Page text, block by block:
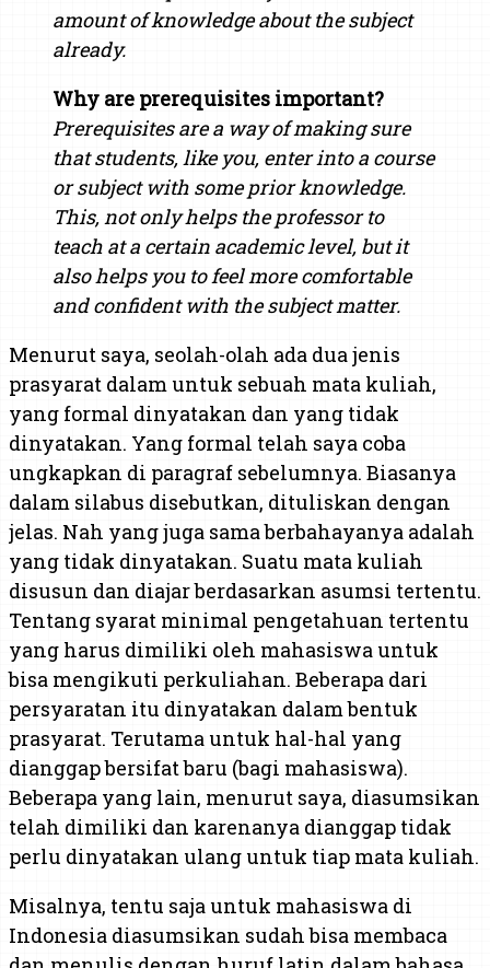
amount of knowledge about the subject
already.
Why are prerequisites important?
Prerequisites are a way of making sure
that students, like you, enter into a course
or subject with some prior knowledge.
This, not only helps the professor to
teach at a certain academic level, but it
also helps you to feel more comfortable
and confident with the subject matter.
Menurut saya, seolah-olah ada dua jenis
prasyarat dalam untuk sebuah mata kuliah,
yang formal dinyatakan dan yang tidak
dinyatakan. Yang formal telah saya coba
ungkapkan di paragraf sebelumnya. Biasanya
dalam silabus disebutkan, dituliskan dengan
jelas. Nah yang juga sama berbahayanya adalah
yang tidak dinyatakan. Suatu mata kuliah
disusun dan diajar berdasarkan asumsi tertentu.
Tentang syarat minimal pengetahuan tertentu
yang harus dimiliki oleh mahasiswa untuk
bisa mengikuti perkuliahan. Beberapa dari
persyaratan itu dinyatakan dalam bentuk
prasyarat. Terutama untuk hal-hal yang
dianggap bersifat baru (bagi mahasiswa).
Beberapa yang lain, menurut saya, diasumsikan
telah dimiliki dan karenanya dianggap tidak
perlu dinyatakan ulang untuk tiap mata kuliah.
Misalnya, tentu saja untuk mahasiswa di
Indonesia diasumsikan sudah bisa membaca